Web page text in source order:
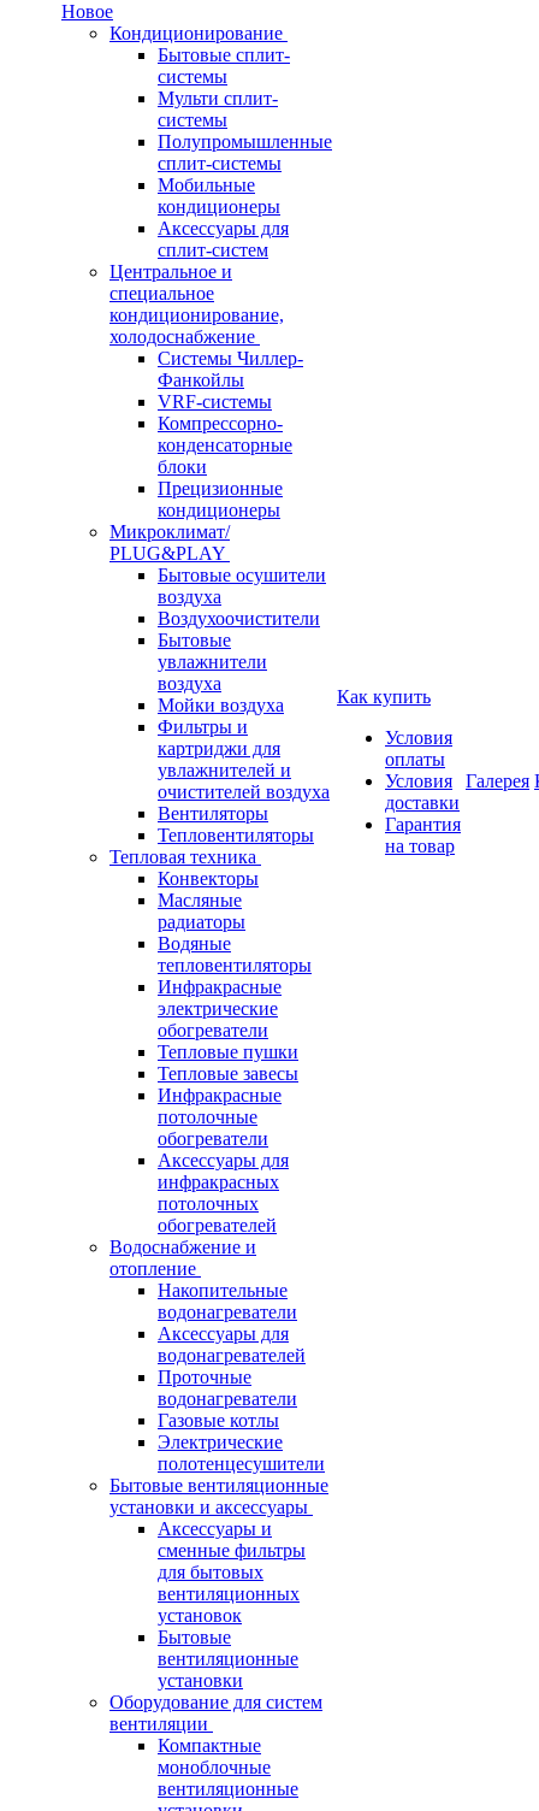
Новое
Кондиционирование
Бытовые сплит-
системы
Мульти сплит-
системы
Полупромышленные
сплит-системы
Мобильные
кондиционеры
Аксессуары для
сплит-систем
Центральное и
специальное
кондиционирование,
холодоснабжение
Системы Чиллер-
Фанкойлы
VRF-системы
Компрессорно-
конденсаторные
блоки
Прецизионные
кондиционеры
Микроклимат/
PLUG&PLAY
Бытовые осушители
воздуха
Воздухоочистители
Бытовые
увлажнители
воздуха
Мойки воздуха
Фильтры и
картриджи для
увлажнителей и
очистителей воздуха
Вентиляторы
Тепловентиляторы
Тепловая техника
Конвекторы
Масляные
радиаторы
Водяные
тепловентиляторы
Инфракрасные
электрические
обогреватели
Тепловые пушки
Тепловые завесы
Инфракрасные
потолочные
обогреватели
Аксессуары для
инфракрасных
потолочных
обогревателей
Водоснабжение и
отопление
Накопительные
водонагреватели
Аксессуары для
водонагревателей
Проточные
водонагреватели
Газовые котлы
Электрические
полотенцесушители
Бытовые вентиляционные
установки и аксессуары
Аксессуары и
сменные фильтры
для бытовых
вентиляционных
установок
Бытовые
вентиляционные
установки
Оборудование для систем
вентиляции
Компактные
моноблочные
вентиляционные
Как купить
Условия
оплаты
Условия
доставки
Гарантия
на товар
Галерея